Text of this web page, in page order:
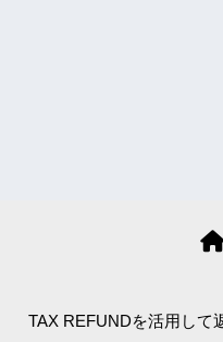
TAX REFUNDを活用して